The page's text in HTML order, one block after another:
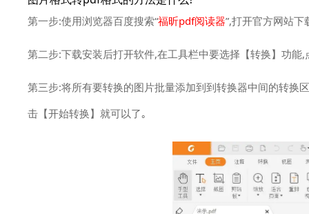
第一步:使用浏览器百度搜索“福昕pdf阅读器”,打开官方网站下
第二步:下载安装后打开软件,在工具栏中要选择【转换】功能
第三步:将所有要转换的图片批量添加到到转换器中间的转换
击【开始转换】就可以了｡